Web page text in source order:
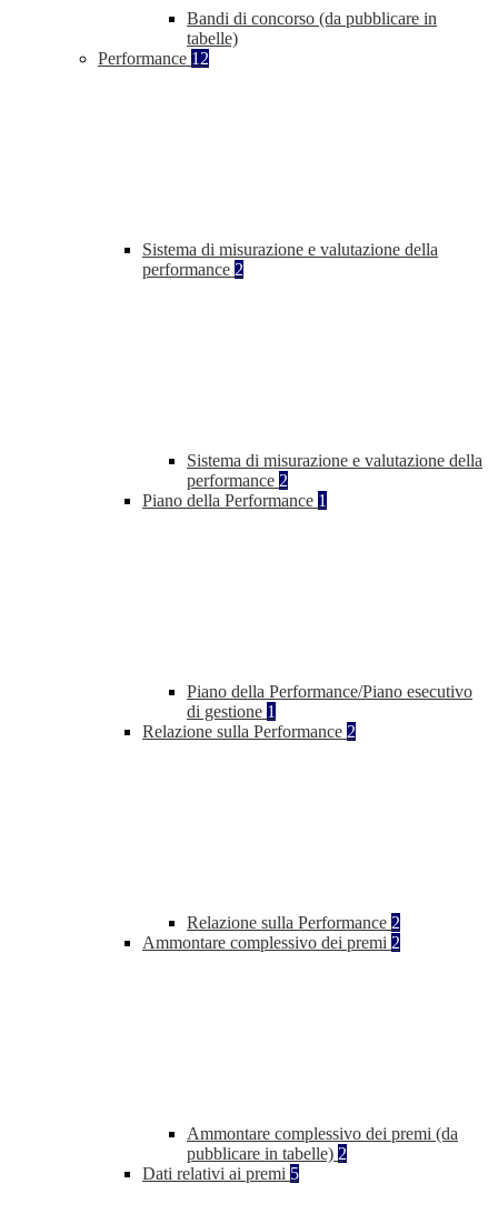
Bandi di concorso (da pubblicare in
tabelle)
Performance 12
Sistema di misurazione e valutazione della
performance 2
Sistema di misurazione e valutazione della
performance 2
Piano della Performance 1
Piano della Performance/Piano esecutivo
di gestione 1
Relazione sulla Performance 2
Relazione sulla Performance 2
Ammontare complessivo dei premi 2
Ammontare complessivo dei premi (da
pubblicare in tabelle) 2
Dati relativi ai premi 5